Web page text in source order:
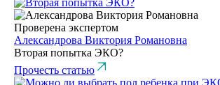
Проверена экспертом
Александрова Виктория Романовна
Вторая попытка ЭКО?
Прочесть статью